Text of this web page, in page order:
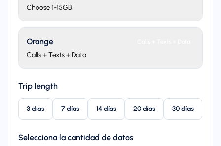
Choose 1-15GB
Orange
Calls + Texts + Data
Trip length
3 días 7 días 14 días 20 días 30 días
Selecciona la cantidad de datos